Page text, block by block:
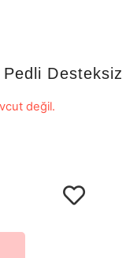
değil.